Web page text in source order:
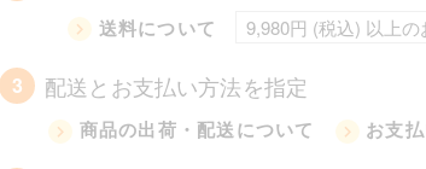
送料について 9,980円 (税込) 以上の
3 配送とお支払い方法を指定
商品の出荷・配送について お支